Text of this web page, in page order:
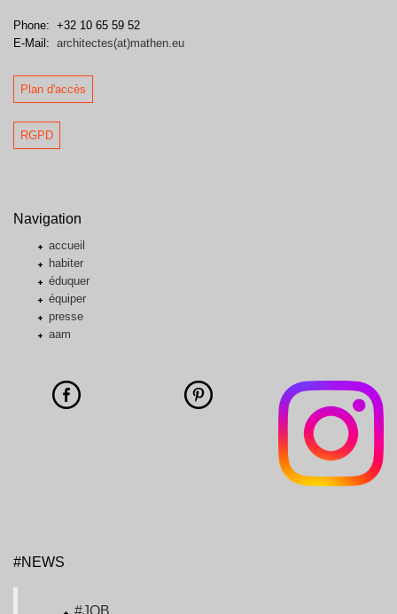
Phone: +32 10 65 59 52
E-Mail: architectes(at)mathen.eu
Plan d'accès
RGPD
Navigation
accueil
habiter
éduquer
équiper
presse
aam
#NEWS